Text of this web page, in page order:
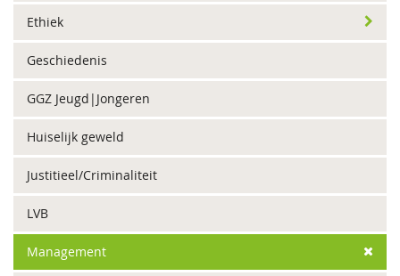
Ethiek
Geschiedenis
GGZ Jeugd|Jongeren
Huiselijk geweld
Justitieel/Criminaliteit
LVB
Management